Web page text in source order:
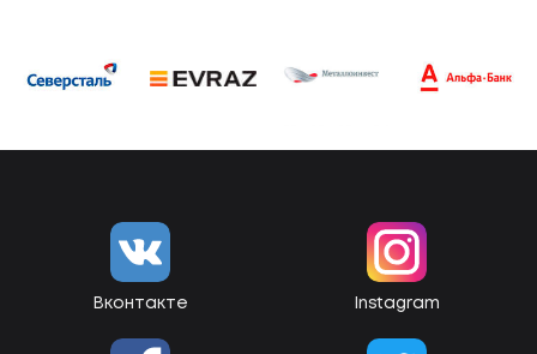
Вконтакте Instagram